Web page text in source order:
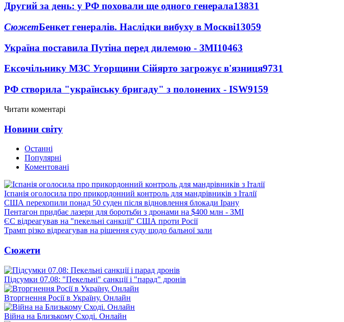
Другий за день: у РФ поховали ще одного генерала13831
СюжетБенкет генералів. Наслідки вибуху в Москві13059
Україна поставила Путіна перед дилемою - ЗМІ10463
Ексочільнику МЗС Угорщини Сійярто загрожує в'язниця9731
РФ створила "українську бригаду" з полонених - ISW9159
Читати коментарі
Новини світу
Останні
Популярні
Коментовані
Іспанія оголосила про прикордонний контроль для мандрівників з Італії
США перехопили понад 50 суден після відновлення блокади Ірану
Пентагон придбає лазери для боротьби з дронами на $400 млн - ЗМІ
ЄС відреагував на "пекельні санкції" США проти Росії
Трамп різко відреагував на рішення суду щодо бальної зали
Сюжети
Підсумки 07.08: "Пекельні" санкції і "парад" дронів
Вторгнення Росії в Україну. Онлайн
Війна на Близькому Сході. Онлайн